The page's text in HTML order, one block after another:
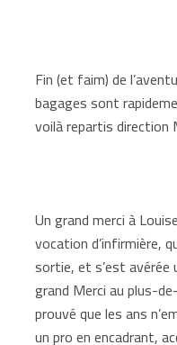
Fin (et faim) de
bagages sont
voilà repartis
Un grand merci à
vocation d’infirmière,
sortie, et s’est avérée
grand Merci au plus-
prouvé que les ans
un pro en encadrant,